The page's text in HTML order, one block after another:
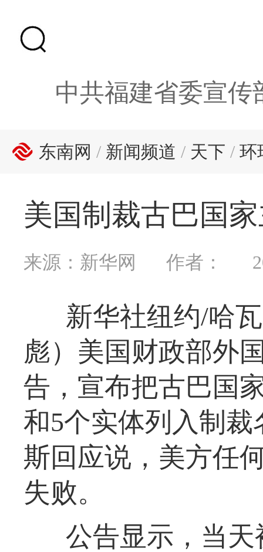
中共福建省委宣传
东南网 / 新闻频道 / 天下 / 环
美国制裁古巴国
来源：新华网 作者：
新华社纽约/哈
彪）美国财政部外
告，宣布把古巴国
和5个实体列入制
斯回应说，美方任
失败。
公告显示，当天